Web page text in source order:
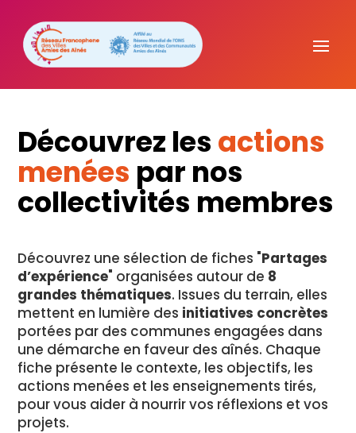
Découvrez les actions
menées par nos
collectivités membres
Découvrez une sélection de fiches "Partages
d’expérience" organisées autour de 8
grandes thématiques. Issues du terrain, elles
mettent en lumière des initiatives concrètes
portées par des communes engagées dans
une démarche en faveur des aînés. Chaque
fiche présente le contexte, les objectifs, les
actions menées et les enseignements tirés,
pour vous aider à nourrir vos réflexions et vos
projets.